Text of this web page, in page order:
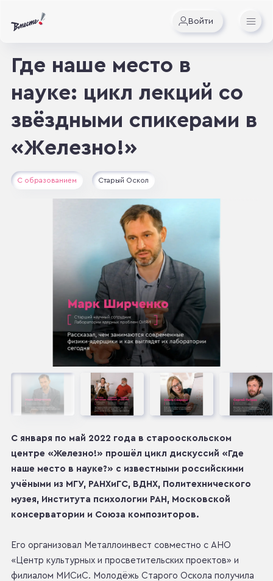
Войти
Где наше место в
науке: цикл лекций со
звёздными спикерами в
«Железно!»
С образованием Старый Оскол
С января по май 2022 года в старооскольском
центре «Железно!» прошёл цикл дискуссий «Где
наше место в науке?» с известными российскими
учёными из МГУ, РАНХиГС, ВДНХ, Политехнического
музея, Института психологии РАН, Московской
консерватории и Союза композиторов.
Его организовал Металлоинвест совместно с АНО
«Центр культурных и просветительских проектов» и
филиалом МИСиС. Молодёжь Старого Оскола получила